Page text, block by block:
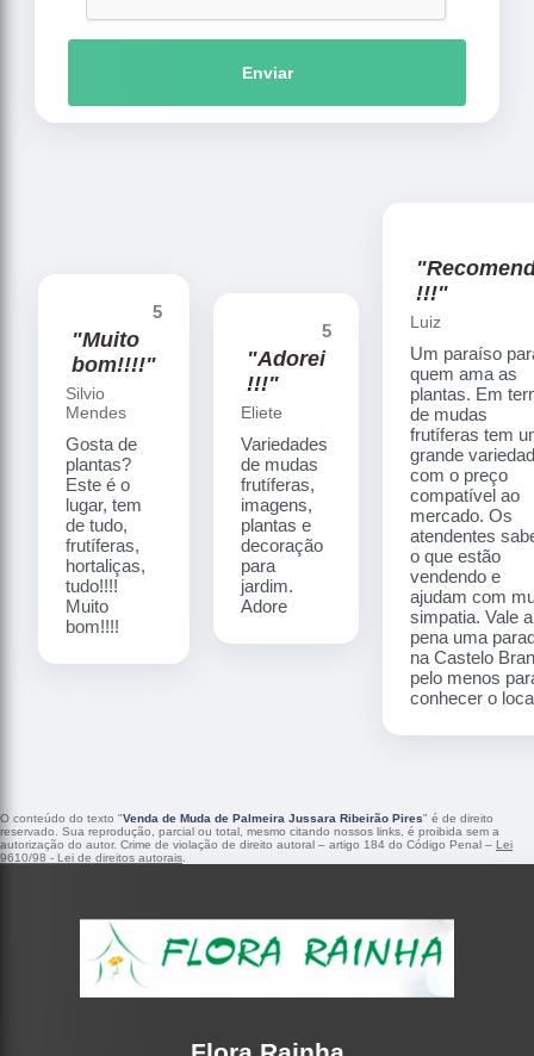
Enviar
5
"Muito
bom!!!!"
Silvio
Mendes
Gosta de
plantas?
Este é o
lugar, tem
de tudo,
frutíferas,
hortaliças,
tudo!!!!
Muito
bom!!!!
5
"Adorei
!!!"
Eliete
Variedades
de mudas
frutíferas,
imagens,
plantas e
decoração
para
jardim.
Adore
!!!"
Luiz
Um paraíso
quem ama as
plantas. Em
de mudas
frutíferas tem
grande
com o preço
compatível ao
mercado. Os
atendentes
o que estão
vendendo e
ajudam com
simpatia. Vale a
pena uma
na Castelo
pelo menos
conhecer o
O conteúdo do texto "Venda de Muda de Palmeira Jussara Ribeirão Pires" é de direito
reservado. Sua reprodução, parcial ou total, mesmo citando nossos links, é proibida sem a
autorização do autor. Crime de violação de direito autoral – artigo 184 do Código Penal – Lei
9610/98 - Lei de direitos autorais